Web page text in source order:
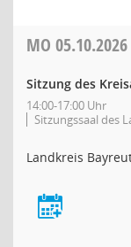
MO 05.10.2026
Sitzung des
14:00-17:00 Uhr
Sitzungssaal des
Landkreis